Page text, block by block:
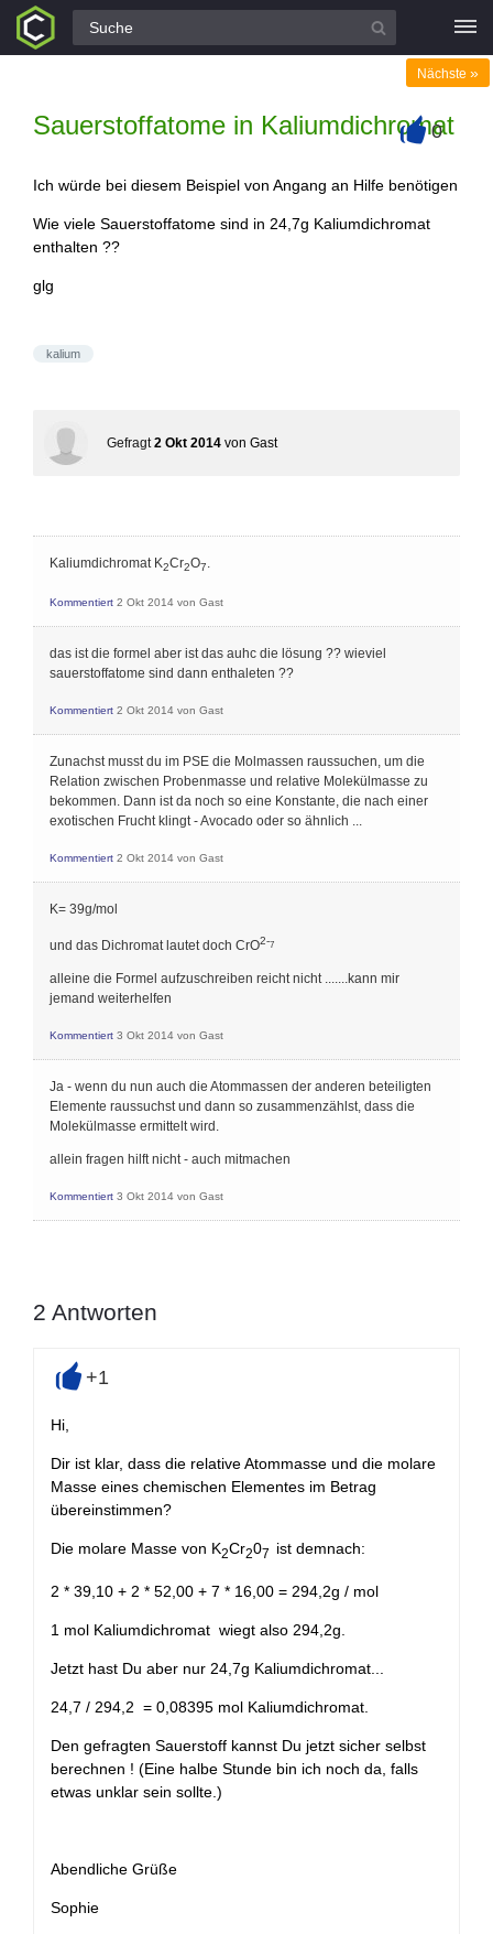
Alle Fragen
Sauerstoffatome in Kaliumdichromat
Nächste »
0
Ich würde bei diesem Beispiel von Angang an Hilfe benötigen
Wie viele Sauerstoffatome sind in 24,7g Kaliumdichromat
enthalten ??
glg
kalium
Gefragt 2 Okt 2014 von Gast
Kaliumdichromat K2Cr2O7.
Kommentiert 2 Okt 2014 von Gast
das ist die formel aber ist das auhc die lösung ?? wieviel
sauerstoffatome sind dann enthaleten ??
Kommentiert 2 Okt 2014 von Gast
Zunachst musst du im PSE die Molmassen raussuchen, um die
Relation zwischen Probenmasse und relative Molekülmasse zu
bekommen. Dann ist da noch so eine Konstante, die nach einer
exotischen Frucht klingt - Avocado oder so ähnlich ...
Kommentiert 2 Okt 2014 von Gast
K= 39g/mol
und das Dichromat lautet doch CrO2-7
alleine die Formel aufzuschreiben reicht nicht .......kann mir
jemand weiterhelfen
Kommentiert 3 Okt 2014 von Gast
Ja - wenn du nun auch die Atommassen der anderen beteiligten
Elemente raussuchst und dann so zusammenzählst, dass die
Molekülmasse ermittelt wird.
allein fragen hilft nicht - auch mitmachen
Kommentiert 3 Okt 2014 von Gast
2 Antworten
+1
Hi,
Dir ist klar, dass die relative Atommasse und die molare
Masse eines chemischen Elementes im Betrag
übereinstimmen?
Die molare Masse von K2Cr207 ist demnach:
2 * 39,10 + 2 * 52,00 + 7 * 16,00 = 294,2g / mol
1 mol Kaliumdichromat wiegt also 294,2g.
Jetzt hast Du aber nur 24,7g Kaliumdichromat...
24,7 / 294,2 = 0,08395 mol Kaliumdichromat.
Den gefragten Sauerstoff kannst Du jetzt sicher selbst
berechnen ! (Eine halbe Stunde bin ich noch da, falls
etwas unklar sein sollte.)
Abendliche Grüße
Sophie